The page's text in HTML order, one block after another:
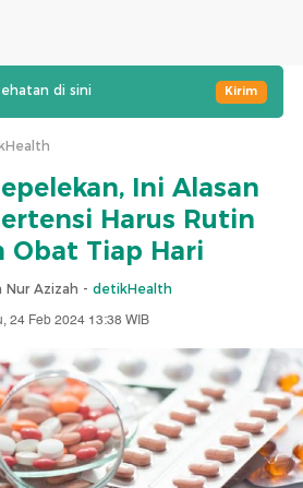
di sini Kirim
Ini Alasan
Harus Rutin
Obat Tiap Hari
Nur Azizah - detikHealth
24 Feb 2024 13:38 WIB